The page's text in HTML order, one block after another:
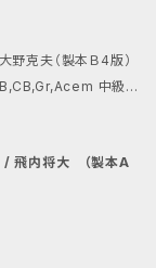
野克夫（製本Ｂ4版）
中級
/ 飛内将大 （製本A